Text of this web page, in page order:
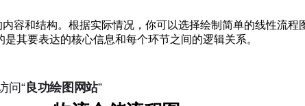
容和结构。根据实际情况，你可以选择绘制简单的线性流
其要表达的核心信息和每个环节之间的逻辑关系。